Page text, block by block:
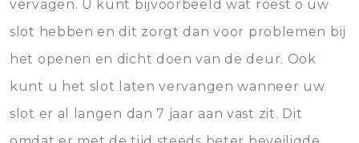
vervagen. U kunt bijvoorbeeld wat roest o uw
slot hebben en dit zorgt dan voor problemen bij
het openen en dicht doen van de deur. Ook
kunt u het slot laten vervangen wanneer uw
slot er al langen dan 7 jaar aan vast zit. Dit